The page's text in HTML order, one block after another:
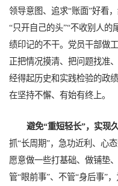
领导意图、追求“账面”好看
“只开自己的头”“不收别人的
绩印记的不干。党员干部做
正把情况摸清、把问题找准
经得起历史和实践检验的政
在坚持不懈、有始有终上。
避免“重短轻长”，实现
抓“长周期”，急功近利、心
愿意做一些打基础、做铺垫
管“眼前事”、不管“身后事”